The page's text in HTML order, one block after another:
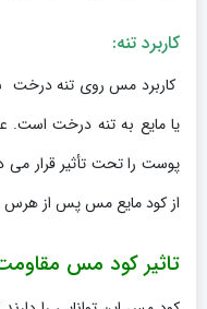
کاربرد تنه:
کاربرد مس روی تنه درخت
یا مایع به تنه درخت است.
پوست را تحت تأثیر قرار می
از کود مایع مس پس از هرس
تاثیر کود مس